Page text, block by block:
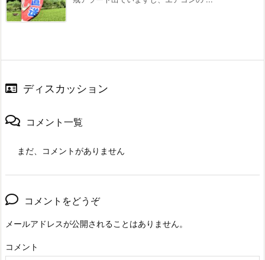
ディスカッション
コメント一覧
まだ、コメントがありません
コメントをどうぞ
メールアドレスが公開されることはありません。
コメント